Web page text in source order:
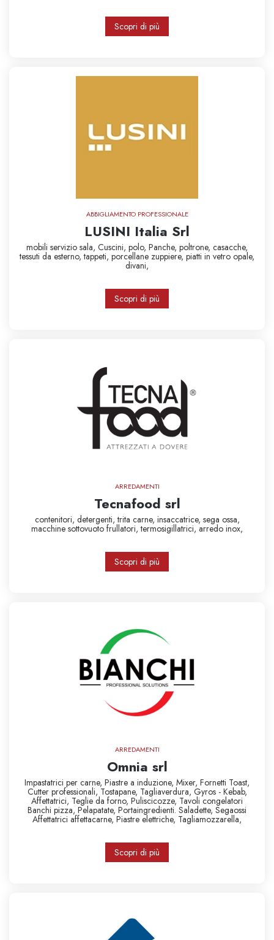
Scopri di più
ABBIGLIAMENTO PROFESSIONALE
LUSINI Italia Srl
mobili servizio sala, Cuscini, polo, Panche, poltrone, casacche,
tessuti da esterno,tappeti, porcellane zuppiere, piatti in vetro opale,
divani,
Scopri di più
ARREDAMENTI
Tecnafood srl
contenitori, detergenti,trita carne, insaccatrice, sega ossa,
macchine sottovuoto frullatori,termosigillatrici, arredo inox,
Scopri di più
ARREDAMENTI
Omnia srl
Impastatrici per carne, Piastre a induzione, Mixer, Fornetti Toast,
Cutter professionali, Tostapane, Tagliaverdura, Gyros - Kebab,
Affettatrici, Teglie da forno, Puliscicozze, Tavoli congelatori
Banchi pizza, Pelapatate, Portaingredienti. Saladette, Segaossi
Affettatrici affettacarne, Piastre elettriche, Tagliamozzarella,
Scopri di più